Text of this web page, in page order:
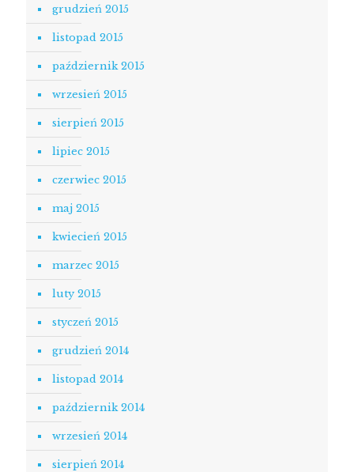
grudzień 2015
listopad 2015
październik 2015
wrzesień 2015
sierpień 2015
lipiec 2015
czerwiec 2015
maj 2015
kwiecień 2015
marzec 2015
luty 2015
styczeń 2015
grudzień 2014
listopad 2014
październik 2014
wrzesień 2014
sierpień 2014